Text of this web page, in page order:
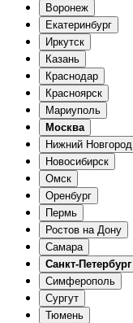
Воронеж
Екатеринбург
Иркутск
Казань
Краснодар
Красноярск
Мариуполь
Москва
Нижний Новгород
Новосибирск
Омск
Оренбург
Пермь
Ростов на Дону
Самара
Санкт-Петербург
Симферополь
Сургут
Тюмень